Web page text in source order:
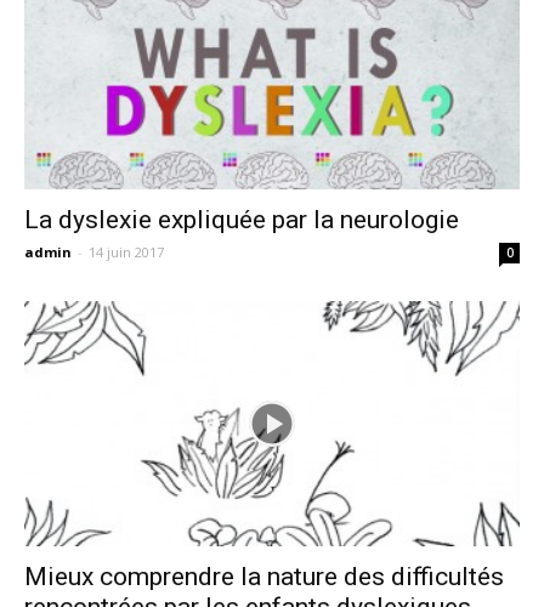
La dyslexie expliquée par la neurologie
admin - 14 juin 2017 0
Mieux comprendre la nature des difficultés